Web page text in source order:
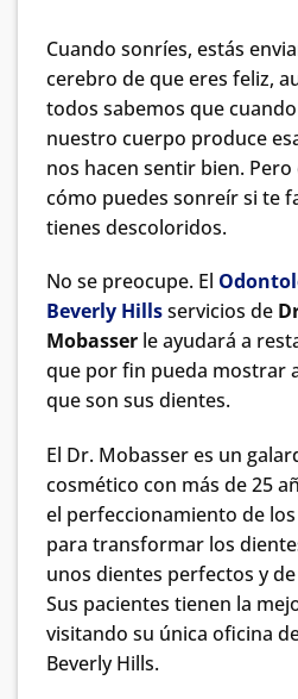
Cuando sonríes, estás
cerebro de que eres feliz,
todos sabemos que
nuestro cuerpo produce
nos hacen sentir bien.
cómo puedes sonreír si te
tienes descoloridos.
No se preocupe. El
Beverly Hillsservicios de
Mobasser le ayudará a
que por fin pueda mostrar
que son sus dientes.
El Dr. Mobasser es un
cosmético con más de 25
el perfeccionamiento de
para transformar los
unos dientes perfectos y
Sus pacientes tienen la
visitando su única oficina
Beverly Hills.